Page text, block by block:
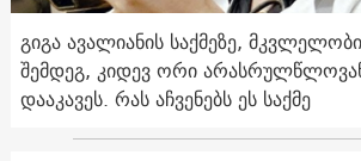
გიგა ავალიანის საქმეზე,
შემდეგ, კიდევ ორი
დააკავეს. რას აჩვენებს ეს საქმე